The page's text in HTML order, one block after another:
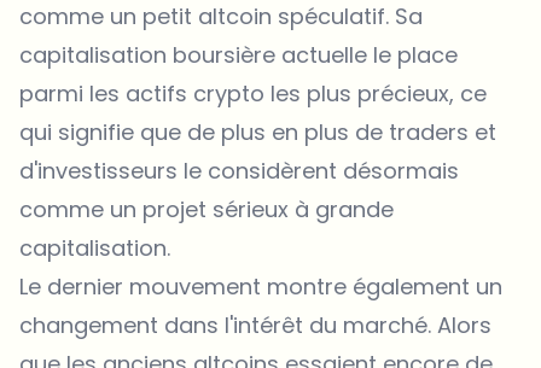
comme un petit altcoin spéculatif. Sa
capitalisation boursière actuelle le place
parmi les actifs crypto les plus précieux, ce
qui signifie que de plus en plus de traders et
d'investisseurs le considèrent désormais
comme un projet sérieux à grande
capitalisation.
Le dernier mouvement montre également un
changement dans l'intérêt du marché. Alors